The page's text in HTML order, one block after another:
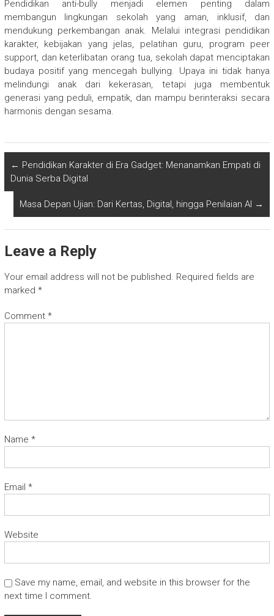
Pendidikan anti-bully menjadi elemen penting dalam
membangun lingkungan sekolah yang aman, inklusif, dan
mendukung perkembangan anak. Melalui integrasi pendidikan
karakter, kebijakan yang jelas, pelatihan guru, program peer
support, dan keterlibatan orang tua, sekolah dapat menciptakan
budaya positif yang mencegah bullying. Upaya ini tidak hanya
melindungi anak dari kekerasan, tetapi juga membentuk
generasi yang peduli, empatik, dan mampu berinteraksi secara
harmonis dengan sesama.
← Pendidikan Karakter di Era Gadget: Menanamkan Empati di
Dunia Serba Digital
Masa Depan Ujian: Dari Kertas, Digital, hingga Penilaian AI →
Leave a Reply
Your email address will not be published. Required fields are
marked *
Comment *
Name *
Email *
Website
Save my name, email, and website in this browser for the
next time I comment.